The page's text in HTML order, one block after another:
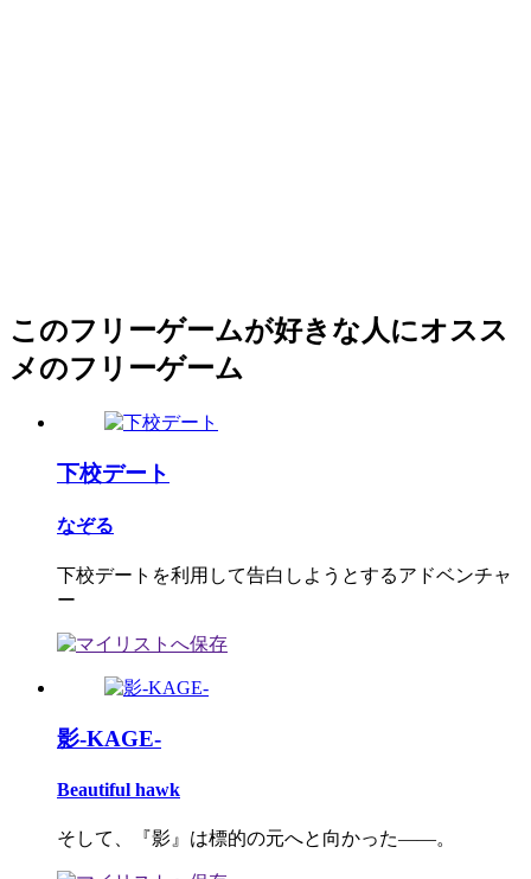
このフリーゲームが好きな人にオスス
メのフリーゲーム
下校デート
なぞる
下校デートを利用して告白しようとするアドベンチャ
ー
影-KAGE-
Beautiful hawk
そして、『影』は標的の元へと向かった――。